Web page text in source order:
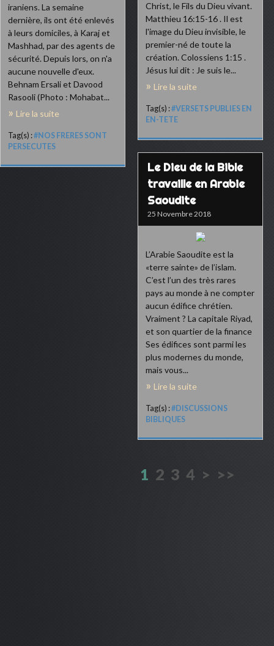
iraniens. La semaine
dernière, ils ont été enlevés
à leurs domiciles, à Karaj et
Mashhad, par des agents de
sécurité. Depuis lors, on n'a
aucune nouvelle d'eux.
Behnam Ersali et Davood
Rasooli (Photo : Mohabat...
Lire la suite
Tag(s) :#NOS FRERES SONT
PERSECUTES
Christ, le Fils du Dieu vivant.
Matthieu 16:15-16 . Il est
l'image du Dieu invisible, le
premier-né de toute la
création. Colossiens 1:15 .
Jésus lui dit : Je suis le...
Lire la suite
Tag(s) :#VERSETS PUBLIES EN
EN-TETE
Le Dieu de la Bible
travaille en Arabie
Saoudite
25 Novembre 2018
L’Arabie Saoudite est la
«terre sainte» de l’islam.
C’est l’un des très rares
pays au monde à ne compter
aucun édifice chrétien.
Vraiment ? La capitale Riyad,
et son quartier de la finance
Ses édifices sont parmi les
plus modernes du monde,
mais vous...
Lire la suite
Tag(s) :#DISCUSSIONS
BIBLIQUES
1 2 3 4 > >>